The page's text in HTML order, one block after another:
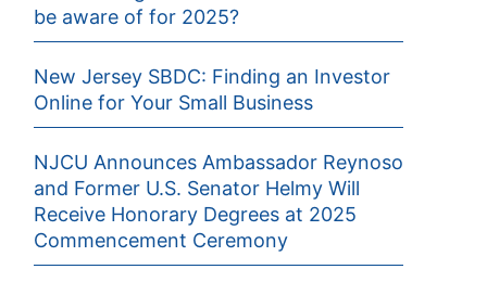
be aware of for 2025?
New Jersey SBDC: Finding an Investor
Online for Your Small Business
NJCU Announces Ambassador Reynoso
and Former U.S. Senator Helmy Will
Receive Honorary Degrees at 2025
Commencement Ceremony